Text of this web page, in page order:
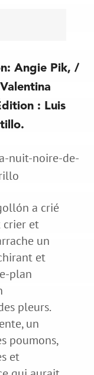
Angie Pik, /
: Luis
a crié
crier et
un
et
plan
pleurs.
un
poumons,
et